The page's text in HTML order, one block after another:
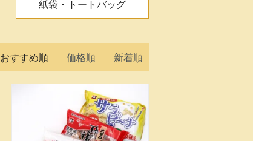
紙袋・トートバッグ
おすすめ順 価格順 新着順